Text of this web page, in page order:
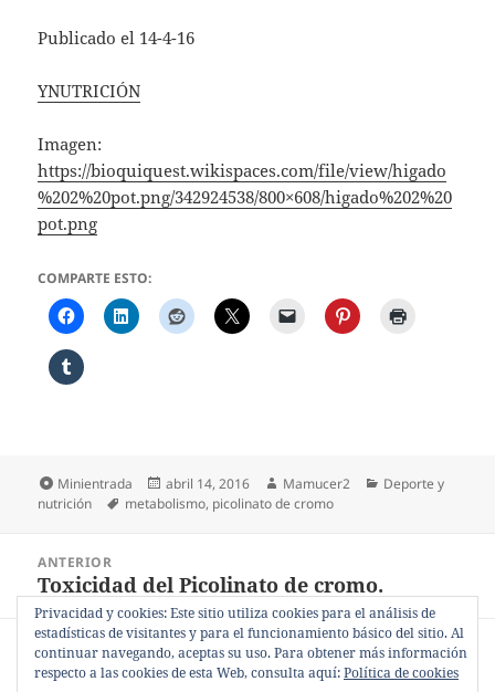
Publicado el 14-4-16
YNUTRICIÓN
Imagen:
https://bioquiquest.wikispaces.com/file/view/higado
%202%20pot.png/342924538/800×608/higado%202%20
pot.png
COMPARTE ESTO:
Formato
Minientrada
Publicado
el
abril 14, 2016 Autor
Mamucer2 Categorías
Deporte y
nutrición
Etiquetas
metabolismo, picolinato de cromo
entradas
ANTERIOR
Entrada
anterior:
Toxicidad del Picolinato de cromo.
SIGUIENTE
Entrada
El Picolinato de cromo como suplemento.
Privacidad y cookies: Este sitio utiliza cookies para el análisis de
estadísticas de visitantes y para el funcionamiento básico del sitio. Al
continuar navegando, aceptas su uso. Para obtener más información
respecto a las cookies de esta Web, consulta aquí:Política de cookies